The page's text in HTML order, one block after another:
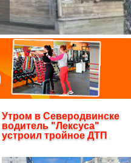
Утром в Северодвинске
водитель "Лексуса"
устроил тройное ДТП